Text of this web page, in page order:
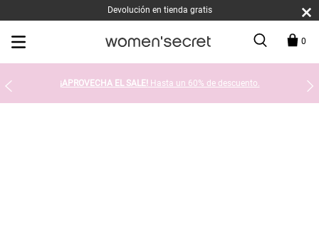
Devolución en tienda gratis
0
¡APROVECHA EL SALE! Hasta un 60% de descuento.